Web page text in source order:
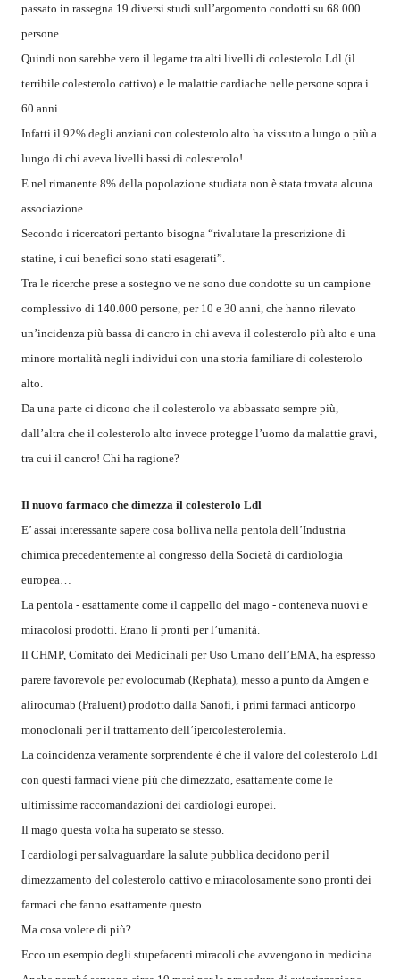
passato in rassegna 19 diversi studi sull’argomento condotti su 68.000
persone.
Quindi non sarebbe vero il legame tra alti livelli di colesterolo Ldl (il
terribile colesterolo cattivo) e le malattie cardiache nelle persone sopra i
60 anni.
Infatti il 92% degli anziani con colesterolo alto ha vissuto a lungo o più a
lungo di chi aveva livelli bassi di colesterolo!
E nel rimanente 8% della popolazione studiata non è stata trovata alcuna
associazione.
Secondo i ricercatori pertanto bisogna “rivalutare la prescrizione di
statine, i cui benefici sono stati esagerati”.
Tra le ricerche prese a sostegno ve ne sono due condotte su un campione
complessivo di 140.000 persone, per 10 e 30 anni, che hanno rilevato
un’incidenza più bassa di cancro in chi aveva il colesterolo più alto e una
minore mortalità negli individui con una storia familiare di colesterolo
alto.
Da una parte ci dicono che il colesterolo va abbassato sempre più,
dall’altra che il colesterolo alto invece protegge l’uomo da malattie gravi,
tra cui il cancro! Chi ha ragione?
Il nuovo farmaco che dimezza il colesterolo Ldl
E’ assai interessante sapere cosa bolliva nella pentola dell’Industria
chimica precedentemente al congresso della Società di cardiologia
europea…
La pentola - esattamente come il cappello del mago - conteneva nuovi e
miracolosi prodotti. Erano lì pronti per l’umanità.
Il CHMP, Comitato dei Medicinali per Uso Umano dell’EMA, ha espresso
parere favorevole per evolocumab (Rephata), messo a punto da Amgen e
alirocumab (Praluent) prodotto dalla Sanofi, i primi farmaci anticorpo
monoclonali per il trattamento dell’ipercolesterolemia.
La coincidenza veramente sorprendente è che il valore del colesterolo Ldl
con questi farmaci viene più che dimezzato, esattamente come le
ultimissime raccomandazioni dei cardiologi europei.
Il mago questa volta ha superato se stesso.
I cardiologi per salvaguardare la salute pubblica decidono per il
dimezzamento del colesterolo cattivo e miracolosamente sono pronti dei
farmaci che fanno esattamente questo.
Ma cosa volete di più?
Ecco un esempio degli stupefacenti miracoli che avvengono in medicina.